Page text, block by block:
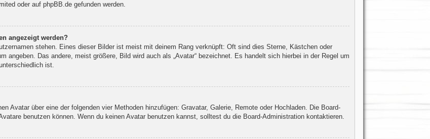
oder auf phpBB.degefunden werden.
angezeigt werden?
stehen. Eines dieser Bilder ist meist mit deinem Rang verknüpft: Oft sind dies Sterne, Kästchen oder
angeben. Das andere, meist größere, Bild wird auch als „Avatar“ bezeichnet. Es handelt sich hierbei in der Regel um
ist.
Avatar über eine der folgenden vier Methoden hinzufügen: Gravatar, Galerie, Remote oder Hochladen. Die Board-
benutzen können. Wenn du keinen Avatar benutzen kannst, solltest du die Board-Administration kontaktieren.